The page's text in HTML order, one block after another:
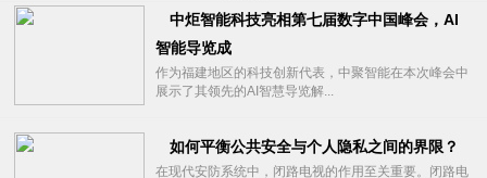
中炬智能科技亮相第七届数字中国峰会，AI
智能导览成
作为福建地区的科技创新代表，中聚智能在本次峰会中
展示了其领先的AI智慧导览解...
如何平衡公共安全与个人隐私之间的界限？
在现代安防系统中，闭路电视的作用至关重要。闭路电